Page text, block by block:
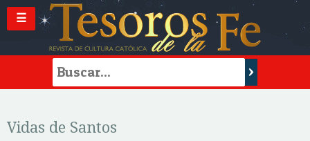
☰
Vidas de Santos